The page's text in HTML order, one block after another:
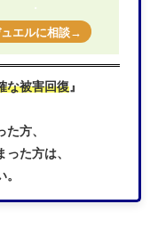
・
エルに相談→
な被害回復 』
方、
た方は、